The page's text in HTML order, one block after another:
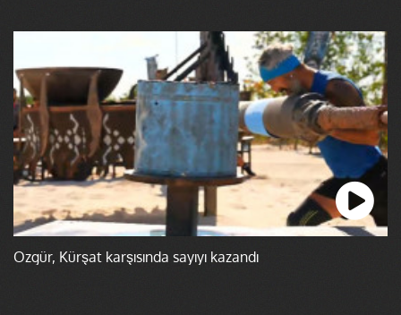
Özgür, Kürşat karşısında sayıyı kazandı